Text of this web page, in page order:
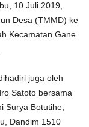
10 Juli 2019,
Desa (TMMD) ke
Kecamatan Gane
juga oleh
Satoto bersama
Surya Botutihe,
Dandim 1510